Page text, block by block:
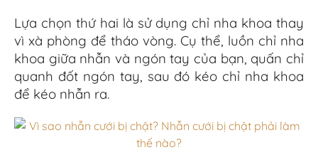
Lựa chọn thứ hai là sử dụng chỉ nha khoathay
vì xà phòng để tháo vòng. Cụ thể, luồn chỉ nha
khoa giữa nhẫn và ngóntay của bạn, quấn chỉ
quanh đốt ngón tay, sau đó kéo chỉ nha khoa
để kéo nhẫn ra.